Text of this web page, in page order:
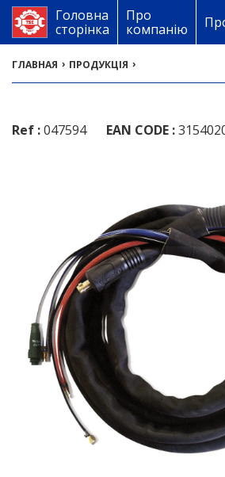
Головна
сторінка
Про
компанію
ГЛАВНАЯ › ПРОДУКЦІЯ ›
Ref :047594 EAN CODE :